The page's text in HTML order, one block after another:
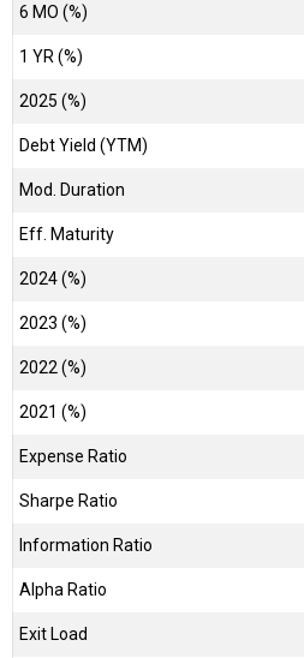
6 MO (%)
1 YR (%)
2025 (%)
Debt Yield (YTM)
Mod. Duration
Eff. Maturity
2024 (%)
2023 (%)
2022 (%)
2021 (%)
Expense Ratio
Sharpe Ratio
Information Ratio
Alpha Ratio
Exit Load